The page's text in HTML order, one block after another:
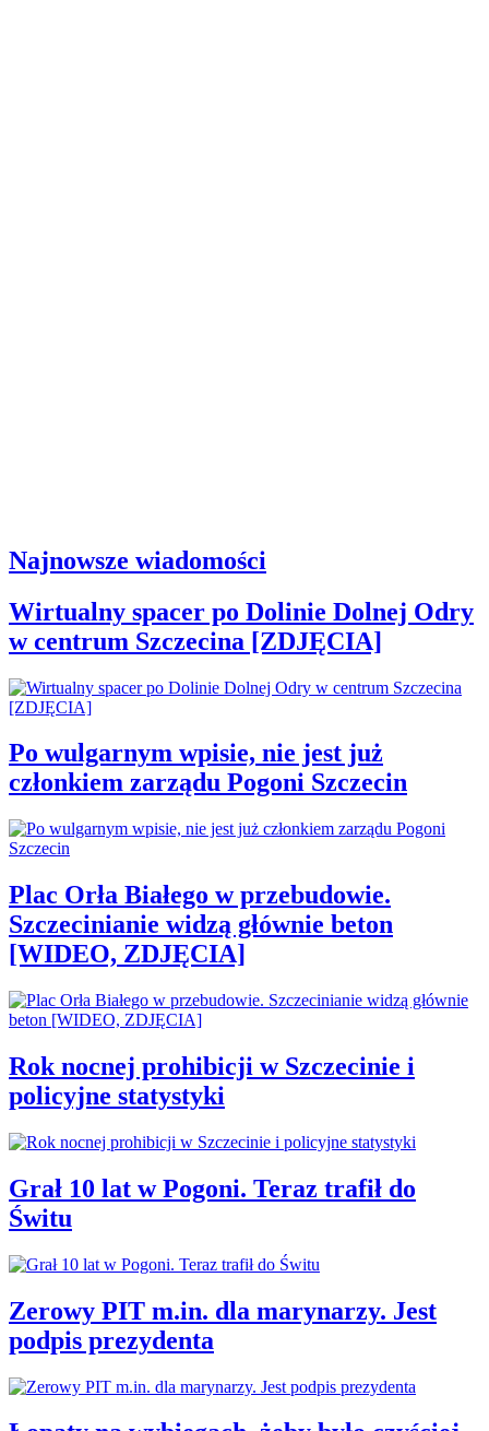
Najnowsze wiadomości
Wirtualny spacer po Dolinie Dolnej Odry
w centrum Szczecina [ZDJĘCIA]
Po wulgarnym wpisie, nie jest już
członkiem zarządu Pogoni Szczecin
Plac Orła Białego w przebudowie.
Szczecinianie widzą głównie beton
[WIDEO, ZDJĘCIA]
Rok nocnej prohibicji w Szczecinie i
policyjne statystyki
Grał 10 lat w Pogoni. Teraz trafił do
Świtu
Zerowy PIT m.in. dla marynarzy. Jest
podpis prezydenta